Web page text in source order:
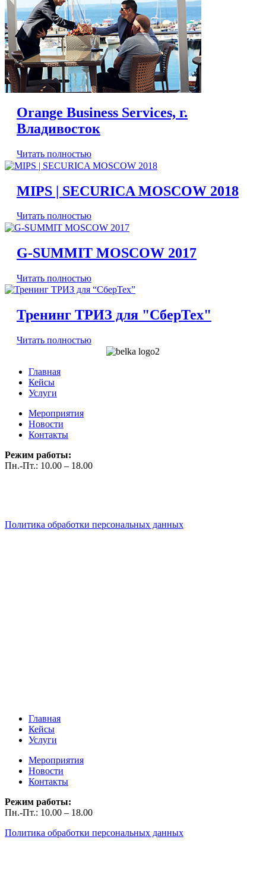
Orange Business Services, г.
Владивосток
Читать полностью
MIPS | SECURICA MOSCOW 2018
Читать полностью
G-SUMMIT MOSCOW 2017
Читать полностью
Тренинг ТРИЗ для "СберТех"
Читать полностью
Главная
Кейсы
Услуги
Мероприятия
Новости
Контакты
Режим работы:
Пн.-Пт.: 10.00 – 18.00
Политика обработки персональных данных
Главная
Кейсы
Услуги
Мероприятия
Новости
Контакты
Режим работы:
Пн.-Пт.: 10.00 – 18.00
Политика обработки персональных данных